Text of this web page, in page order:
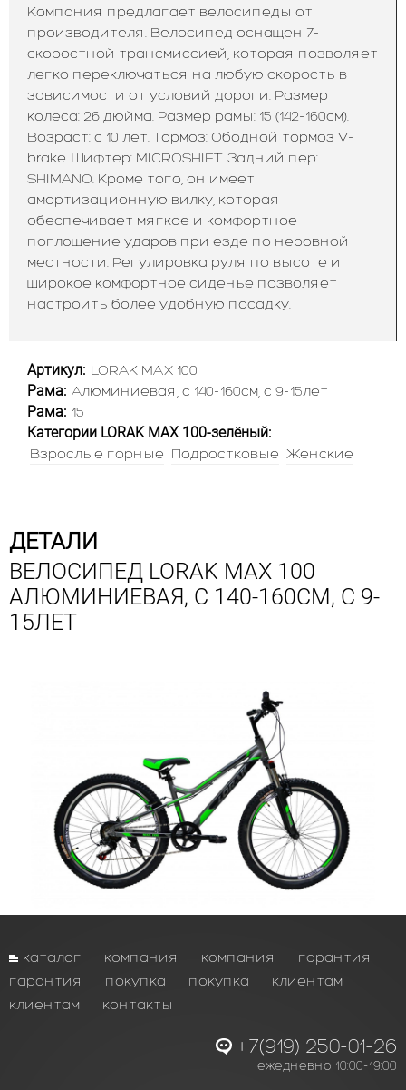
Компания предлагает велосипеды от
производителя. Велосипед оснащен 7-
скоростной трансмиссией, которая позволяет
легко переключаться на любую скорость в
зависимости от условий дороги. Размер
колеса: 26 дюйма. Размер рамы: 15 (142-160см).
Возраст: с 10 лет. Тормоз: Ободной тормоз V-
brake. Шифтер: MICROSHIFT. Задний пер:
SHIMANO. Кроме того, он имеет
амортизационную вилку, которая
обеспечивает мягкое и комфортное
поглощение ударов при езде по неровной
местности. Регулировка руля по высоте и
широкое комфортное сиденье позволяет
настроить более удобную посадку.
Артикул: LORAK MAX 100
Рама: Алюминиевая, с 140-160см, с 9-15лет
Рама: 15
Категории LORAK MAX 100-зелёный:
Взрослые горные Подростковые Женские
ДЕТАЛИ
ВЕЛОСИПЕД LORAK MAX 100
АЛЮМИНИЕВАЯ, С 140-160СМ, С 9-
15ЛЕТ
каталог компания компания
гарантия
гарантия
покупка покупка
клиентам
клиентам
контакты
+7(919) 250-01-26
ежедневно 10:00-19:00